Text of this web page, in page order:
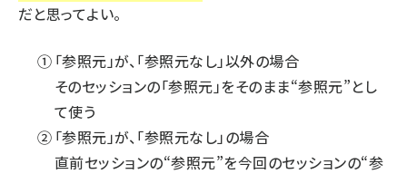
だと思ってよい。
「参照元」が、「参照元なし」以外の場合
そのセッションの「参照元」をそのまま“参照元”とし
て使う
「参照元」が、「参照元なし」の場合
直前セッションの“参照元”を今回のセッションの“参